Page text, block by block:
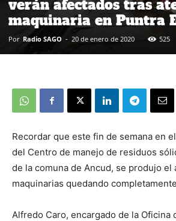
verán afectados tras
maquinaria en Puntra
Por Radio SAGO - 20 de enero de 2020 525
Recordar que este fin de semana en
del Centro de manejo de residuos
de la comuna de Ancud, se produjo el
maquinarias quedando
Alfredo Caro, encargado de la Oficina